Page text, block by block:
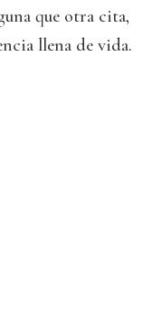
que otra cita,
llena de vida.